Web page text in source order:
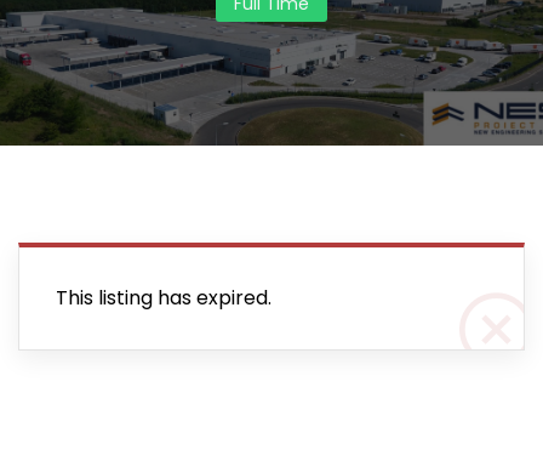
This listing has expired.